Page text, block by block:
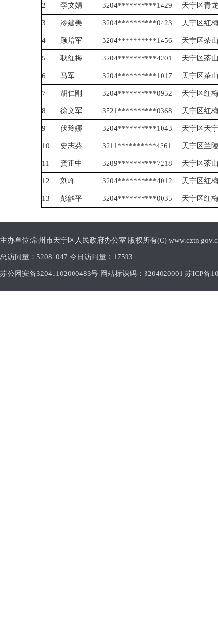
2 李文娟 3204**********1429 天宁区青
3 冷建美 3204**********0423 天宁区红
4 顾培军 3204**********1456 天宁区茶
5 耿红梅 3204**********4201 天宁区茶
6 马军 3204**********1017 天宁区茶
7 胡仁刚 3204**********0952 天宁区红
8 徐文军 3521**********0368 天宁区红
9 伏玲娜 3204**********1043 天宁区天
10 史志芬 3211**********4361 天宁区兰
11 龚正中 3209**********7218 天宁区茶
12 刘峰 3204**********4012 天宁区红
13 彭解平 3204**********0035 天宁区红
主办单位:常州市天宁区人民政府办公室 版权所有(C)
总访问量： 52081047 今日访问量： 17593
苏公网安备32041102000483号 网站标识码：3204020001 苏ICP备